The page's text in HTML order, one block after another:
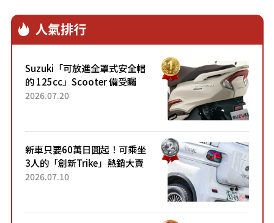
人氣排行
Suzuki「可放進全罩式安全帽
的 125cc」Scooter 備受矚
目！採用全新流線設計與各項
2026.07.20
新車只要60萬日圓起！可乘坐
3人的「創新Trike」熱銷大賣
成為人氣車款！「養車成本真
2026.07.10